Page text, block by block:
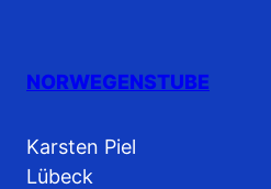
NORWEGENSTUBE
Karsten Piel
Lübeck